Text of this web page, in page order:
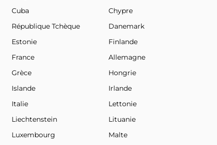
Cuba
Chypre
République Tchèque
Danemark
Estonie
Finlande
France
Allemagne
Grèce
Hongrie
Islande
Irlande
Italie
Lettonie
Liechtenstein
Lituanie
Luxembourg
Malte